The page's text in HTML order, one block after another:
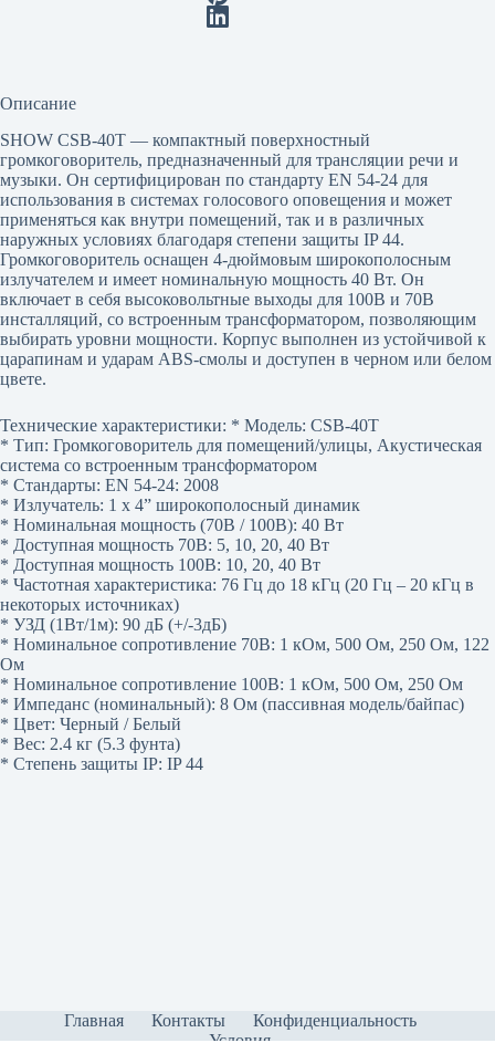
Описание
SHOW CSB-40T — компактный поверхностный
громкоговоритель, предназначенный для трансляции речи и
музыки. Он сертифицирован по стандарту EN 54-24 для
использования в системах голосового оповещения и может
применяться как внутри помещений, так и в различных
наружных условиях благодаря степени защиты IP 44.
Громкоговоритель оснащен 4-дюймовым широкополосным
излучателем и имеет номинальную мощность 40 Вт. Он
включает в себя высоковольтные выходы для 100В и 70В
инсталляций, со встроенным трансформатором, позволяющим
выбирать уровни мощности. Корпус выполнен из устойчивой к
царапинам и ударам ABS-смолы и доступен в черном или белом
цвете.
Технические характеристики: * Модель: CSB-40T
* Тип: Громкоговоритель для помещений/улицы, Акустическая
система со встроенным трансформатором
* Стандарты: EN 54-24: 2008
* Излучатель: 1 x 4” широкополосный динамик
* Номинальная мощность (70В / 100В): 40 Вт
* Доступная мощность 70В: 5, 10, 20, 40 Вт
* Доступная мощность 100В: 10, 20, 40 Вт
* Частотная характеристика: 76 Гц до 18 кГц (20 Гц – 20 кГц в
некоторых источниках)
* УЗД (1Вт/1м): 90 дБ (+/-3дБ)
* Номинальное сопротивление 70В: 1 кОм, 500 Ом, 250 Ом, 122
Ом
* Номинальное сопротивление 100В: 1 кОм, 500 Ом, 250 Ом
* Импеданс (номинальный): 8 Ом (пассивная модель/байпас)
* Цвет: Черный / Белый
* Вес: 2.4 кг (5.3 фунта)
* Степень защиты IP: IP 44
Главная Контакты
Конфиденциальность
Условия